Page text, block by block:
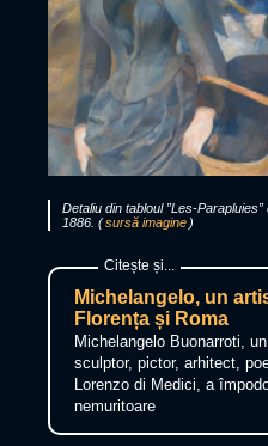
Detaliu din tabloul ”Les-
1886. (sursă imagine )
Michelangelo, un
Florența și Roma
Michelangelo Buonarroti,
sculptor, pictor, arhitect,
Lorenzo di Medici, a
nemuritoare